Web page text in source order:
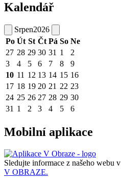
Kalendář
Srpen2026
Po Út St Čt Pá So Ne
27 28 29 30 31 1
2
3
4 5 6 7 8
9
10 11 12 13 14 15 16
17 18 19 20 21 22 23
24 25 26 27 28 29 30
31 1 2 3 4 5 6
Mobilní aplikace
Sledujte informace z našeho webu v
V OBRAZE.